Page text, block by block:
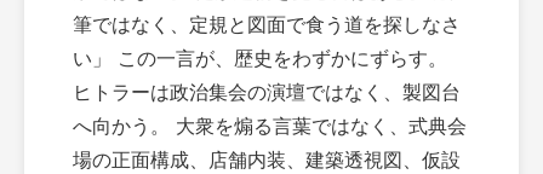
筆ではなく、定規と図面で食う道を探しなさ
い」 この一言が、歴史をわずかにずらす。
ヒトラーは政治集会の演壇ではなく、製図台
へ向かう。 大衆を煽る言葉ではなく、式典会
場の正面構成、店舗内装、建築透視図、仮設